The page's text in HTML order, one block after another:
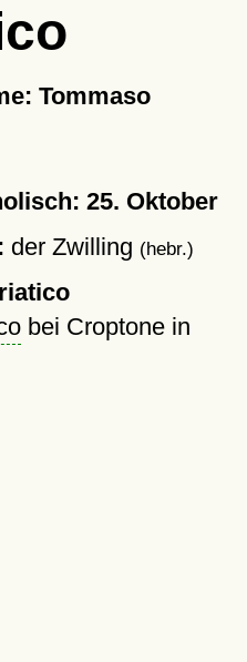
Tommaso
25. Oktober
der Zwilling (hebr.)
bei Croptone in